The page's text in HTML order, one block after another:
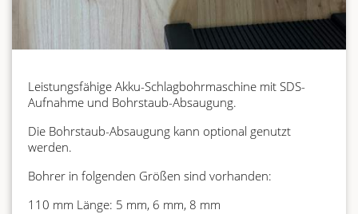
Leistungsfähige Akku-Schlagbohrmaschine mit SDS-
Aufnahme und Bohrstaub-Absaugung.
Die Bohrstaub-Absaugung kann optional genutzt
werden.
Bohrer in folgenden Größen sind vorhanden:
110 mm Länge: 5 mm, 6 mm, 8 mm